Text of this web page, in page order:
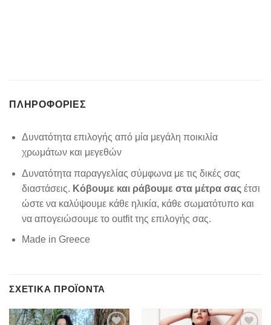
ΠΛΗΡΟΦΟΡΊΕΣ
Δυνατότητα επιλογής από μία μεγάλη ποικιλία
χρωμάτων και μεγεθών
Δυνατότητα παραγγελίας σύμφωνα με τις δικές σας
διαστάσεις. Κόβουμε και ράβουμε στα μέτρα σας έτσι
ώστε να καλύψουμε κάθε ηλικία, κάθε σωματότυπο και
να απογειώσουμε το outfit της επιλογής σας.
Made in Greece
ΣΧΕΤΙΚΆ ΠΡΟΪΌΝΤΑ